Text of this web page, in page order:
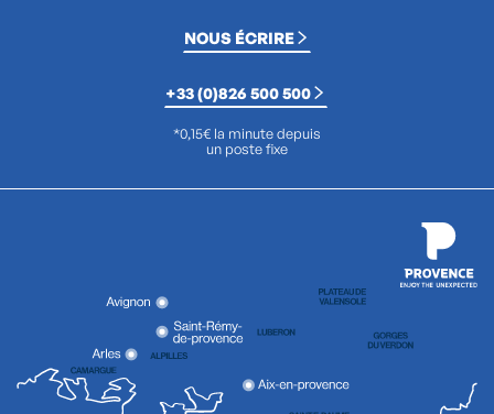
NOUS ÉCRIRE
+33 (0)826 500 500
*0,15€ la minute depuis
un poste fixe